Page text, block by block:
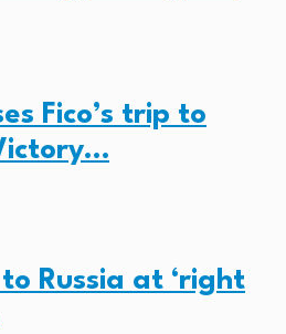
Fico’s trip to
Russia at ‘right